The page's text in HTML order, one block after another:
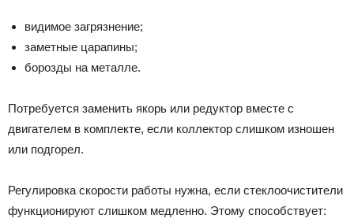
видимое загрязнение;
заметные царапины;
борозды на металле.
Потребуется заменить якорь или редуктор вместе с
двигателем в комплекте, если коллектор слишком изношен
или подгорел.
Регулировка скорости работы нужна, если стеклоочистители
функционируют слишком медленно. Этому способствует: